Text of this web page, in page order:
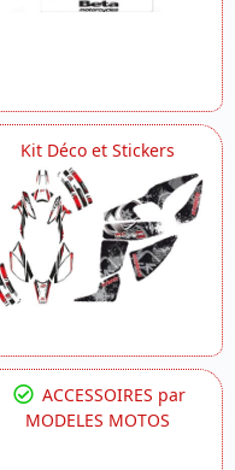
Kit Déco et Stickers
ACCESSOIRES par
MODELES MOTOS